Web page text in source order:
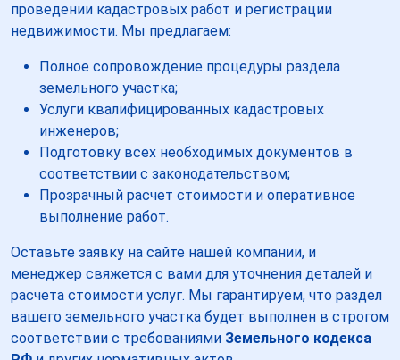
проведении кадастровых работ и регистрации
недвижимости. Мы предлагаем:
Полное сопровождение процедуры раздела
земельного участка;
Услуги квалифицированных кадастровых
инженеров;
Подготовку всех необходимых документов в
соответствии с законодательством;
Прозрачный расчет стоимости и оперативное
выполнение работ.
Оставьте заявку на сайте нашей компании, и
менеджер свяжется с вами для уточнения деталей и
расчета стоимости услуг. Мы гарантируем, что раздел
вашего земельного участка будет выполнен в строгом
соответствии с требованиями Земельного кодекса